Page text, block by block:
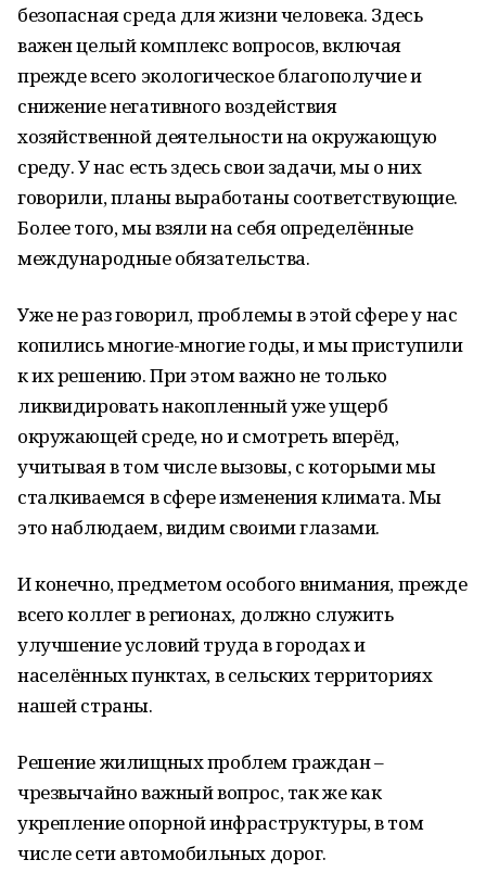
безопасная среда для жизни человека. Здесь
важен целый комплекс вопросов, включая
прежде всего экологическое благополучие и
снижение негативного воздействия
хозяйственной деятельности на окружающую
среду. У нас есть здесь свои задачи, мы о них
говорили, планы выработаны соответствующие.
Более того, мы взяли на себя определённые
международные обязательства.
Уже не раз говорил, проблемы в этой сфере у нас
копились многие-многие годы, и мы приступили
к их решению. При этом важно не только
ликвидировать накопленный уже ущерб
окружающей среде, но и смотреть вперёд,
учитывая в том числе вызовы, с которыми мы
сталкиваемся в сфере изменения климата. Мы
это наблюдаем, видим своими глазами.
И конечно, предметом особого внимания, прежде
всего коллег в регионах, должно служить
улучшение условий труда в городах и
населённых пунктах, в сельских территориях
нашей страны.
Решение жилищных проблем граждан –
чрезвычайно важный вопрос, так же как
укрепление опорной инфраструктуры, в том
числе сети автомобильных дорог.